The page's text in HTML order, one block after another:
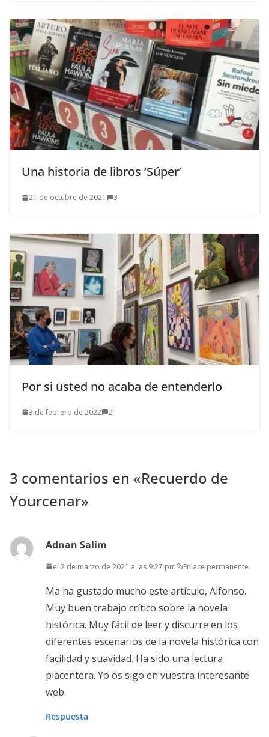
Una historia de libros ‘Súper’
21 de octubre de 2021 3
Por si usted no acaba de entenderlo
3 de febrero de 2022 2
3 comentarios en «Recuerdo de
Yourcenar»
Adnan Salim
el 2 de marzo de 2021 a las 9:27 pm Enlace permanente
Ma ha gustado mucho este artículo, Alfonso.
Muy buen trabajo crítico sobre la novela
histórica. Muy fácil de leer y discurre en los
diferentes escenarios de la novela histórica con
facilidad y suavidad. Ha sido una lectura
placentera. Yo os sigo en vuestra interesante
web.
Respuesta